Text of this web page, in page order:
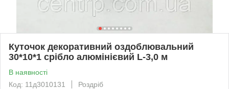
Куточок декоративний оздоблювальний
30*10*1 срібло алюмінієвий L-3,0 м
В наявності
Код: 11д3010131
Роздріб